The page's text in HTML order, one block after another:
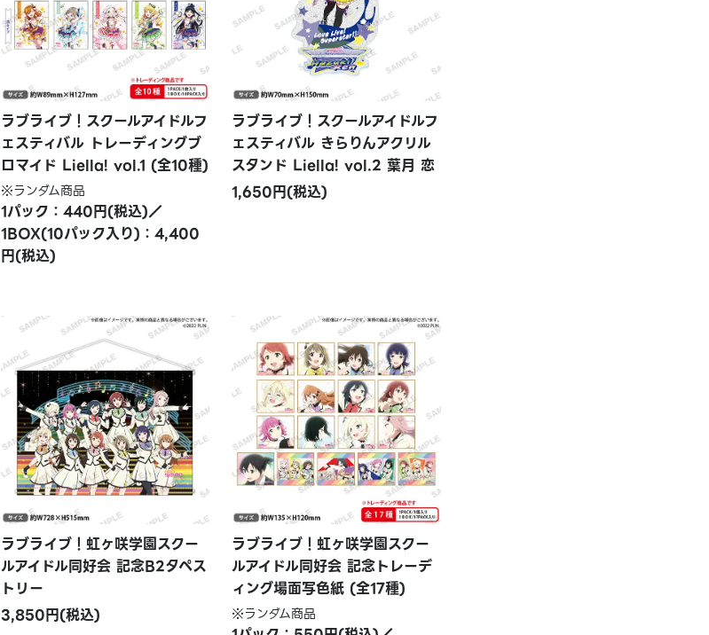
ラブライブ！スクールアイドルフ
ェスティバル トレーディングブ
ロマイド Liella! vol.1 (全10種)
※ランダム商品
1パック：440円(税込)／
1BOX(10パック入り)：4,400
円(税込)
ラブライブ！スクールアイドルフ
ェスティバル きらりんアクリル
スタンド Liella! vol.2 葉月 恋
1,650円(税込)
ラブライブ！虹ヶ咲学園スクー
ルアイドル同好会 記念B2タペス
トリー
3,850円(税込)
ラブライブ！虹ヶ咲学園スクー
ルアイドル同好会 記念トレーデ
ィング場面写色紙 (全17種)
※ランダム商品